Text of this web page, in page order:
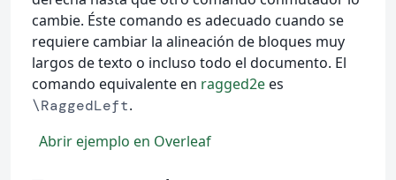
cambie. Éste comando es adecuado cuando se
requiere cambiar la alineación de bloques muy
largos de texto o incluso todo el documento. El
comando equivalente en ragged2ees
\RaggedLeft.
Abrir ejemplo en Overleaf